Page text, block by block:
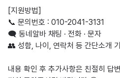
[지원방법]
📞 문의번호 : 010-2041-3131
🗨 동네알바 채팅 · 전화 · 문자
👥️ 성함, 나이, 연락처 등 간단소개
내용 확인 후 추가사항은 친절히 답